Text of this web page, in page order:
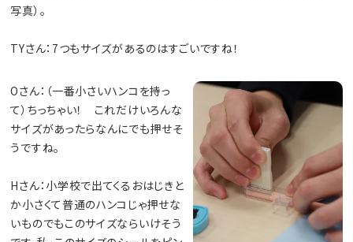
写真）。
TYさん：7つもサイズがあるのはすごいですね！
Oさん：（一番小さいハンコを持っ
て）ちっちゃい！ これだけいろんな
サイズがあったらなんにでも押せそ
うですね。
Hさん：小学校で出てくるおはじきと
か小さくて普通のハンコじゃ押せな
いものでもこのサイズならいけそう